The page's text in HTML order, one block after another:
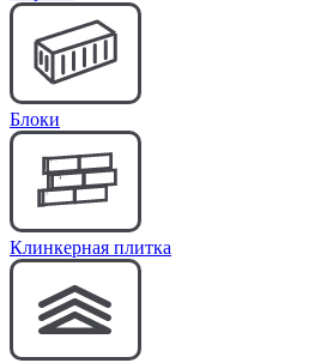
Блоки
Клинкерная плитка